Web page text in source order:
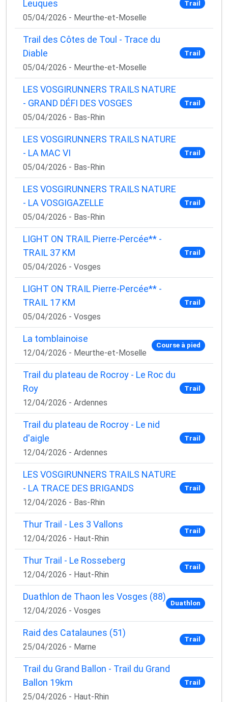
Leuques
05/04/2026 - Meurthe-et-Moselle
Trail
Trail des Côtes de Toul - Trace du
Diable
05/04/2026 - Meurthe-et-Moselle
Trail
LES VOSGIRUNNERS TRAILS NATURE
- GRAND DÉFI DES VOSGES
05/04/2026 - Bas-Rhin
Trail
LES VOSGIRUNNERS TRAILS NATURE
- LA MAC VI
05/04/2026 - Bas-Rhin
Trail
LES VOSGIRUNNERS TRAILS NATURE
- LA VOSGIGAZELLE
05/04/2026 - Bas-Rhin
Trail
LIGHT ON TRAIL Pierre-Percée** -
TRAIL 37 KM
05/04/2026 - Vosges
Trail
LIGHT ON TRAIL Pierre-Percée** -
TRAIL 17 KM
05/04/2026 - Vosges
Trail
La tomblainoise
12/04/2026 - Meurthe-et-Moselle
Course à pied
Trail du plateau de Rocroy - Le Roc du
Roy
12/04/2026 - Ardennes
Trail
Trail du plateau de Rocroy - Le nid
d'aigle
12/04/2026 - Ardennes
Trail
LES VOSGIRUNNERS TRAILS NATURE
- LA TRACE DES BRIGANDS
12/04/2026 - Bas-Rhin
Trail
Thur Trail - Les 3 Vallons
12/04/2026 - Haut-Rhin
Trail
Thur Trail - Le Rosseberg
12/04/2026 - Haut-Rhin
Trail
Duathlon de Thaon les Vosges (88)
12/04/2026 - Vosges
Duathlon
Raid des Catalaunes (51)
25/04/2026 - Marne
Trail
Trail du Grand Ballon - Trail du Grand
Ballon 19km
25/04/2026 - Haut-Rhin
Trail